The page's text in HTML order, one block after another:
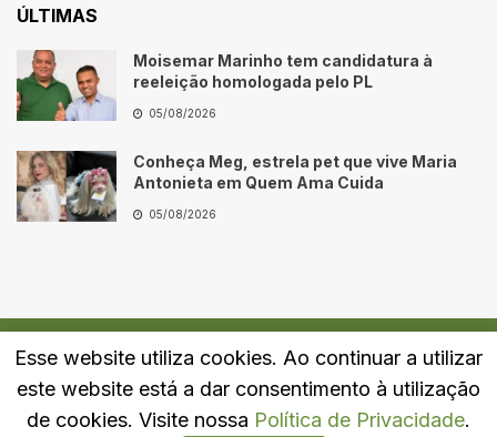
ÚLTIMAS
Moisemar Marinho tem candidatura à
reeleição homologada pelo PL
05/08/2026
Conheça Meg, estrela pet que vive Maria
Antonieta em Quem Ama Cuida
05/08/2026
Quem Somos Fale Conosco Política de Privacidade
Esse website utiliza cookies. Ao continuar a utilizar
este website está a dar consentimento à utilização
de cookies. Visite nossa Política de Privacidade.